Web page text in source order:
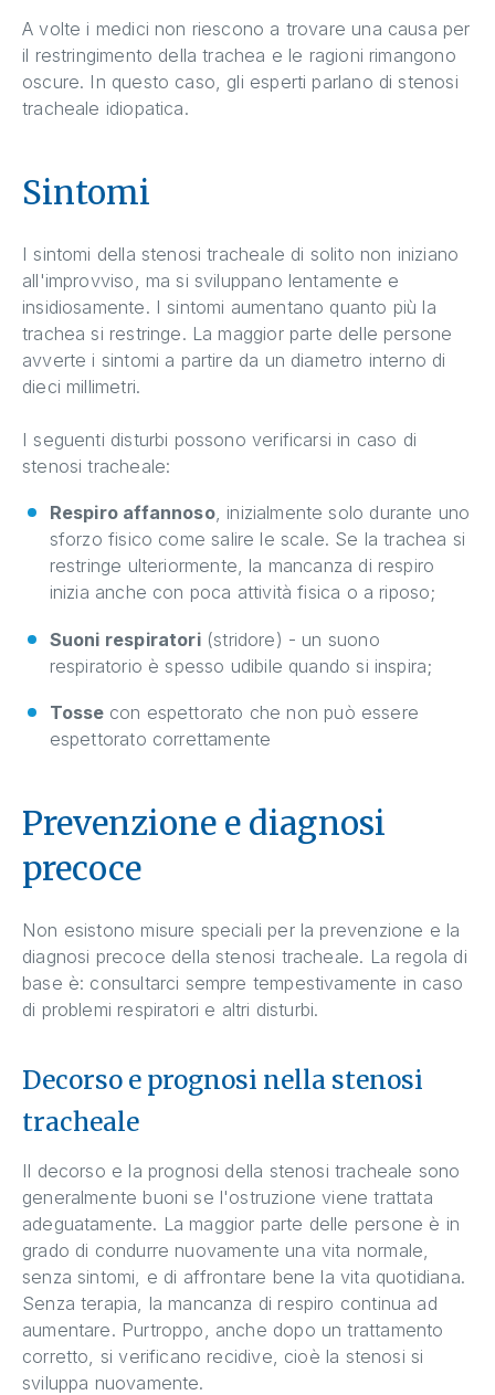
A volte i medici non riescono a trovare una causa per
il restringimento della trachea e le ragioni rimangono
oscure. In questo caso, gli esperti parlano di stenosi
tracheale idiopatica.
Sintomi
I sintomi della stenosi tracheale di solito non iniziano
all'improvviso, ma si sviluppano lentamente e
insidiosamente. I sintomi aumentano quanto più la
trachea si restringe. La maggior parte delle persone
avverte i sintomi a partire da un diametro interno di
dieci millimetri.
I seguenti disturbi possono verificarsi in caso di
stenosi tracheale:
Respiro affannoso, inizialmente solo durante uno
sforzo fisico come salire le scale. Se la trachea si
restringe ulteriormente, la mancanza di respiro
inizia anche con poca attività fisica o a riposo;
Suoni respiratori(stridore) - un suono
respiratorio è spesso udibile quando si inspira;
Tosse con espettorato che non può essere
espettorato correttamente
Prevenzione e diagnosi
precoce
Non esistono misure speciali per la prevenzione e la
diagnosi precoce della stenosi tracheale. La regola di
base è: consultarci sempre tempestivamente in caso
di problemi respiratori e altri disturbi.
Decorso e prognosi nella stenosi
tracheale
Il decorso e la prognosi della stenosi tracheale sono
generalmente buoni se l'ostruzione viene trattata
adeguatamente. La maggior parte delle persone è in
grado di condurre nuovamente una vita normale,
senza sintomi, e di affrontare bene la vita quotidiana.
Senza terapia, la mancanza di respiro continua ad
aumentare. Purtroppo, anche dopo un trattamento
corretto, si verificano recidive, cioè la stenosi si
sviluppa nuovamente.